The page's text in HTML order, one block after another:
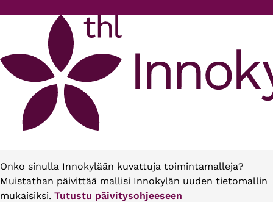
Onko sinulla Innokylään kuvattuja toimintamalleja?
Muistathan päivittää mallisi Innokylän uuden tietomallin
mukaisiksi. Tutustu päivitysohjeeseen